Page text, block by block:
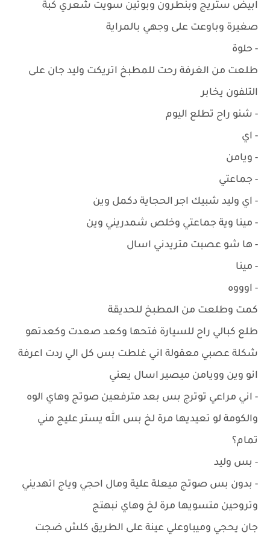
ابيض ستريج وبنطرون وبوتين سويت شعري كبة
صغيرة وباوعت على وجهي بالمراية
- حلوة
طلعت من الغرفة رحت للمطبخ اتريكت وليد جان على
التلفون يخابر
- شنو راح تطلع اليوم
- اي
- ويامن
- جماعتي
- اي وليد شبيك اجر الحجاية دكمل وين
- مينا وية جماعتي وخلص شمدريني وين
- ها شو عصبت متريدني اسال
- مينا
- اوووه
كمت وطلعت من المطبخ للحديقة
طلع كبالي راح للسيارة فتحها وكعد صعدت وكعدتهو
شكلة عصبي معقولة اني غلطت بس كل الي ردت اعرفة
انو وين وويامن ميصير اسال يعني
- اني مراعي توترج بس بعد مترفعين صوتج وهاي الوه
والكومة لو تعيديها مرة لخ بس الله يستر عليج مني
تمام؟
- بس وليد
- بدون بس صوتج ميعلة علية ومال احجي وياج اتهديني
وتروحين متسويها مرة لخ وهاي نبهتج
جان يحجي وميباوعلي عينة على الطريق كلش ضجت